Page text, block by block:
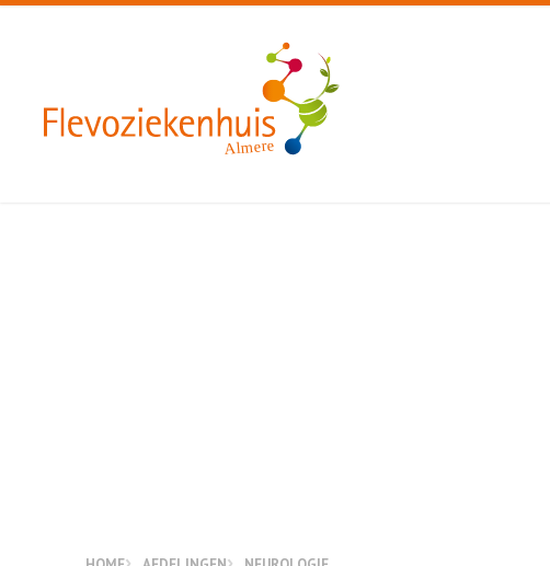
Almere